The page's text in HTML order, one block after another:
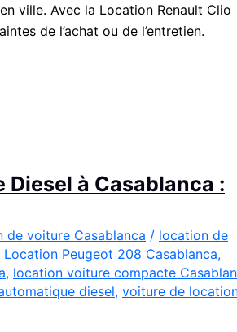
ville. Avec la Location Renault Clio
de l’achat ou de l’entretien.
à Casablanca :
de voiture Casablanca / location de
Location Peugeot 208 Casablanca,
, location voiture compacte
diesel, voiture de